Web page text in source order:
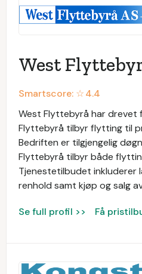
West
Smartscore: ☆4.4
West Flyttebyrå har drevet
Flyttebyrå tilbyr flytting til
Bedriften er tilgjengelig
Flyttebyrå tilbyr både
Tjenestetilbudet inkluderer
renhold samt kjøp og salg
Se full profil >> Få